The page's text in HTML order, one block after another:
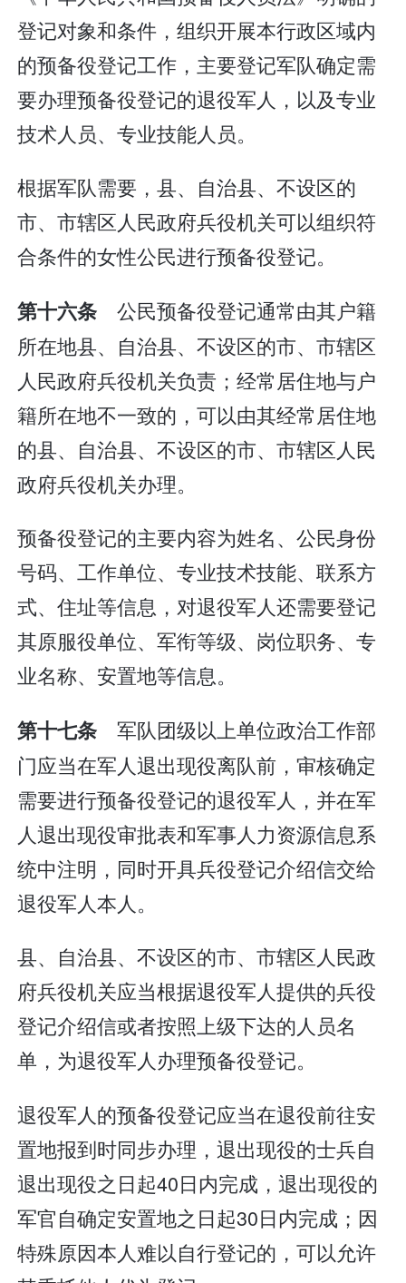
登记对象和条件，组织开展本行政区域内
的预备役登记工作，主要登记军队确定需
要办理预备役登记的退役军人，以及专业
技术人员、专业技能人员。
根据军队需要，县、自治县、不设区的
市、市辖区人民政府兵役机关可以组织符
合条件的女性公民进行预备役登记。
第十六条公民预备役登记通常由其户籍
所在地县、自治县、不设区的市、市辖区
人民政府兵役机关负责；经常居住地与户
籍所在地不一致的，可以由其经常居住地
的县、自治县、不设区的市、市辖区人民
政府兵役机关办理。
预备役登记的主要内容为姓名、公民身份
号码、工作单位、专业技术技能、联系方
式、住址等信息，对退役军人还需要登记
其原服役单位、军衔等级、岗位职务、专
业名称、安置地等信息。
第十七条军队团级以上单位政治工作部
门应当在军人退出现役离队前，审核确定
需要进行预备役登记的退役军人，并在军
人退出现役审批表和军事人力资源信息系
统中注明，同时开具兵役登记介绍信交给
退役军人本人。
县、自治县、不设区的市、市辖区人民政
府兵役机关应当根据退役军人提供的兵役
登记介绍信或者按照上级下达的人员名
单，为退役军人办理预备役登记。
退役军人的预备役登记应当在退役前往安
置地报到时同步办理，退出现役的士兵自
退出现役之日起40日内完成，退出现役的
军官自确定安置地之日起30日内完成；因
特殊原因本人难以自行登记的，可以允许